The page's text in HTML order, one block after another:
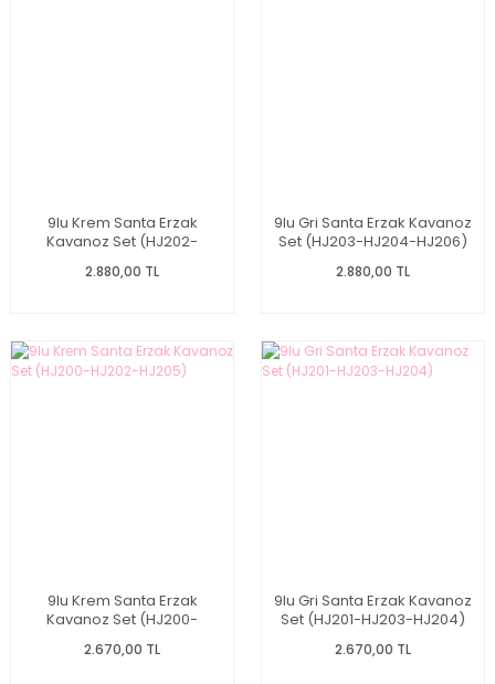
9lu Krem Santa Erzak
Kavanoz Set (HJ202-
2.880,00 TL
9lu Gri Santa Erzak Kavanoz
Set (HJ203-HJ204-HJ206)
2.880,00 TL
9lu Krem Santa Erzak
Kavanoz Set (HJ200-
2.670,00 TL
9lu Gri Santa Erzak Kavanoz
Set (HJ201-HJ203-HJ204)
2.670,00 TL